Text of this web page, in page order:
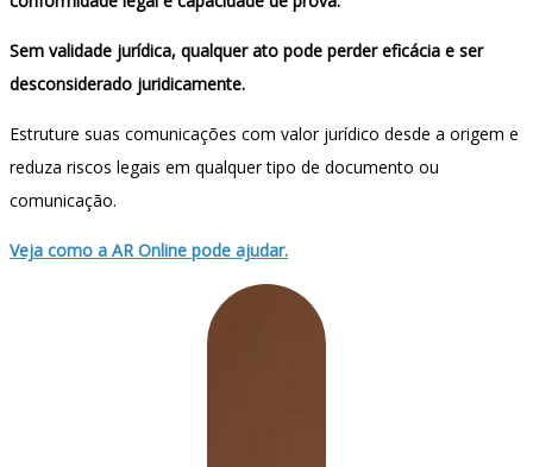
Sem validade jurídica, qualquer ato pode perder eficácia e ser
desconsiderado juridicamente.
Estruture suas comunicações com valor jurídico desde a origem e
reduza riscos legais em qualquer tipo de documento ou
comunicação.
Veja como a AR Online pode ajudar.